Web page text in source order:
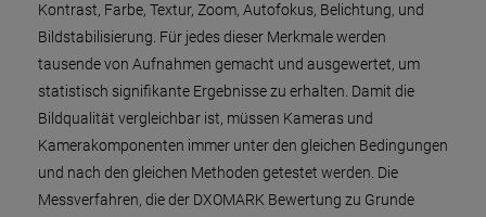
Kontrast, Farbe, Textur, Zoom, Autofokus, Belichtung, und
Bildstabilisierung. Für jedes dieser Merkmale werden
tausende von Aufnahmen gemacht und ausgewertet, um
statistisch signifikante Ergebnisse zu erhalten. Damit die
Bildqualität vergleichbar ist, müssen Kameras und
Kamerakomponenten immer unter den gleichen Bedingungen
und nach den gleichen Methoden getestet werden. Die
Messverfahren, die der DXOMARK Bewertung zu Grunde